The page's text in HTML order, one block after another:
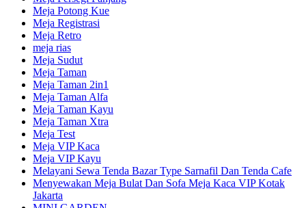
Meja Potong Kue
Meja Registrasi
Meja Retro
meja rias
Meja Sudut
Meja Taman
Meja Taman 2in1
Meja Taman Alfa
Meja Taman Kayu
Meja Taman Xtra
Meja Test
Meja VIP Kaca
Meja VIP Kayu
Melayani Sewa Tenda Bazar Type Sarnafil Dan Tenda Cafe
Menyewakan Meja Bulat Dan Sofa Meja Kaca VIP Kotak
Jakarta